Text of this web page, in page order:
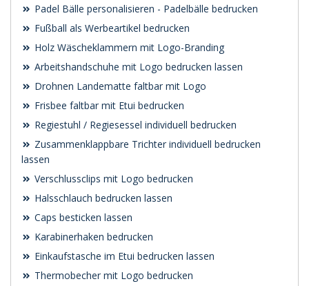
Padel Bälle personalisieren - Padelbälle bedrucken
Fußball als Werbeartikel bedrucken
Holz Wäscheklammern mit Logo-Branding
Arbeitshandschuhe mit Logo bedrucken lassen
Drohnen Landematte faltbar mit Logo
Frisbee faltbar mit Etui bedrucken
Regiestuhl / Regiesessel individuell bedrucken
Zusammenklappbare Trichter individuell bedrucken
lassen
Verschlussclips mit Logo bedrucken
Halsschlauch bedrucken lassen
Caps besticken lassen
Karabinerhaken bedrucken
Einkaufstasche im Etui bedrucken lassen
Thermobecher mit Logo bedrucken